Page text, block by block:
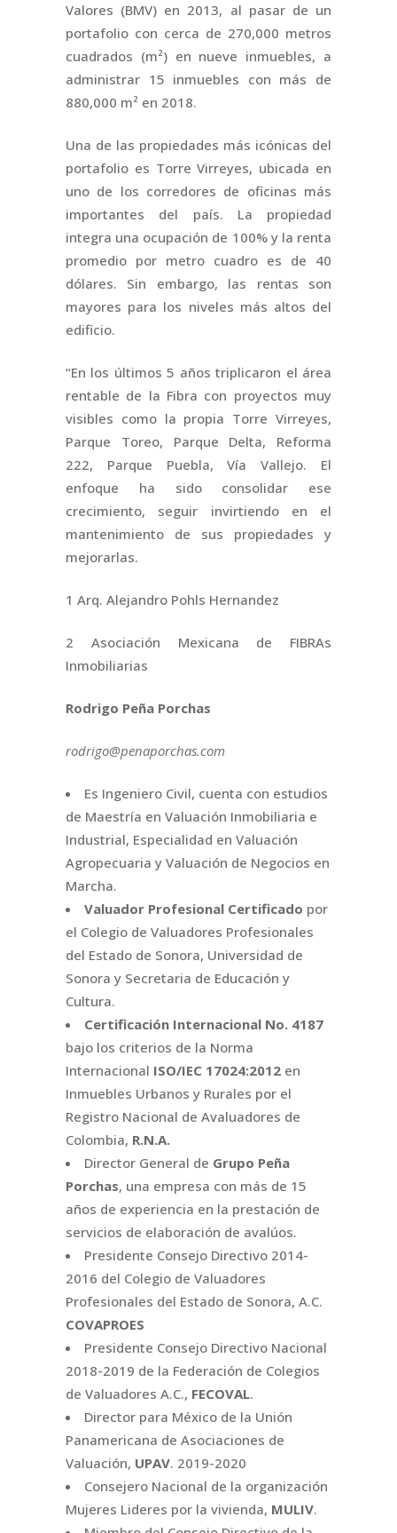
Valores (BMV) en 2013, al pasar de un
portafolio con cerca de 270,000 metros
cuadrados (m²) en nueve inmuebles, a
administrar 15 inmuebles con más de
880,000 m² en 2018.
Una de las propiedades más icónicas del
portafolio es Torre Virreyes, ubicada en
uno de los corredores de oficinas más
importantes del país. La propiedad
integra una ocupación de 100% y la renta
promedio por metro cuadro es de 40
dólares. Sin embargo, las rentas son
mayores para los niveles más altos del
edificio.
“En los últimos 5 años triplicaron el área
rentable de la Fibra con proyectos muy
visibles como la propia Torre Virreyes,
Parque Toreo, Parque Delta, Reforma
222, Parque Puebla, Vía Vallejo. El
enfoque ha sido consolidar ese
crecimiento, seguir invirtiendo en el
mantenimiento de sus propiedades y
mejorarlas.
1 Arq. Alejandro Pohls Hernandez
2 Asociación Mexicana de FIBRAs
Inmobiliarias
Rodrigo Peña Porchas
rodrigo@penaporchas.com
Es Ingeniero Civil, cuenta con estudios
de Maestría en Valuación Inmobiliaria e
Industrial, Especialidad en Valuación
Agropecuaria y Valuación de Negocios en
Marcha.
Valuador Profesional Certificado por
el Colegio de Valuadores Profesionales
del Estado de Sonora, Universidad de
Sonora y Secretaria de Educación y
Cultura.
Certificación Internacional No. 4187
bajo los criterios de la Norma
Internacional ISO/IEC 17024:2012 en
Inmuebles Urbanos y Rurales por el
Registro Nacional de Avaluadores de
Colombia, R.N.A.
Director General de Grupo Peña
Porchas, una empresa con más de 15
años de experiencia en la prestación de
servicios de elaboración de avalúos.
Presidente Consejo Directivo 2014-
2016 del Colegio de Valuadores
Profesionales del Estado de Sonora, A.C.
COVAPROES
Presidente Consejo Directivo Nacional
2018-2019 de la Federación de Colegios
de Valuadores A.C., FECOVAL.
Director para México de la Unión
Panamericana de Asociaciones de
Valuación, UPAV. 2019-2020
Consejero Nacional de la organización
Mujeres Lideres por la vivienda, MULIV.